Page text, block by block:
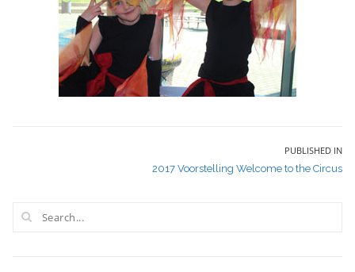
PUBLISHED IN
2017 Voorstelling Welcome to the Circus